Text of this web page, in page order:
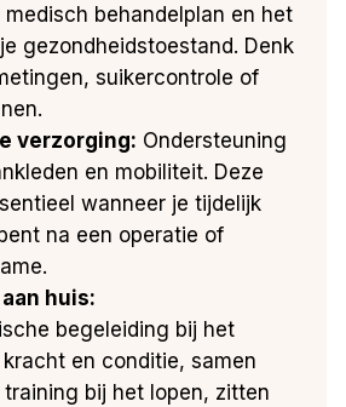
behandelplan en het
gezondheidstoestand. Denk
suikercontrole of
verzorging: Ondersteuning
en mobiliteit. Deze
wanneer je tijdelijk
na een operatie of
huis:
begeleiding bij het
en conditie, samen
bij het lopen, zitten